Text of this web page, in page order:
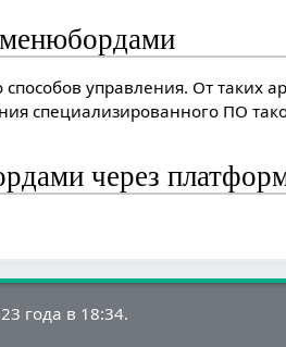
способов управления. От таких
специализированного ПО
через
года в 18:34.